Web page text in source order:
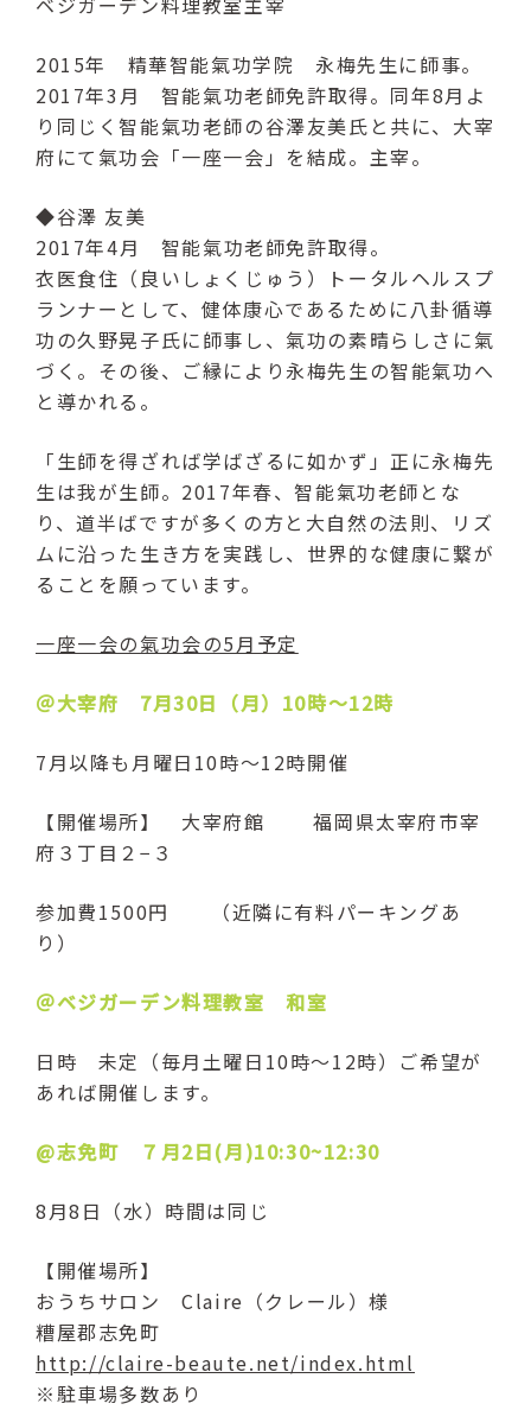
2015年 精華智能氣功学院 永梅先生に師事。
2017年3月 智能氣功老師免許取得。同年8月よ
り同じく智能氣功老師の谷澤友美氏と共に、大宰
府にて氣功会「一座一会」を結成。主宰。
◆谷澤 友美
2017年4月 智能氣功老師免許取得。
衣医食住（良いしょくじゅう）トータルヘルスプ
ランナーとして、健体康心であるために八卦循導
功の久野晃子氏に師事し、氣功の素晴らしさに氣
づく。その後、ご縁により永梅先生の智能氣功へ
と導かれる。
「生師を得ざれば学ばざるに如かず」正に永梅先
生は我が生師。2017年春、智能氣功老師とな
り、道半ばですが多くの方と大自然の法則、リズ
ムに沿った生き方を実践し、世界的な健康に繋が
ることを願っています。
一座一会の氣功会の5月予定
＠大宰府 7月30日（月）10時～12時
7月以降も月曜日10時～12時開催
【開催場所】 大宰府館
福岡県太宰府市宰
府３丁目２−３
参加費1500円 （近隣に有料パーキングあ
り）
＠ベジガーデン料理教室 和室
日時 未定（毎月土曜日10時～12時）ご希望が
あれば開催します。
@志免町 ７ 月2日(月)10:30~12:30
8月8日（水）時間は同じ
【開催場所】
おうちサロン Claire（クレール）様
糟屋郡志免町
http://claire-beaute.net/index.html
※駐車場多数あり